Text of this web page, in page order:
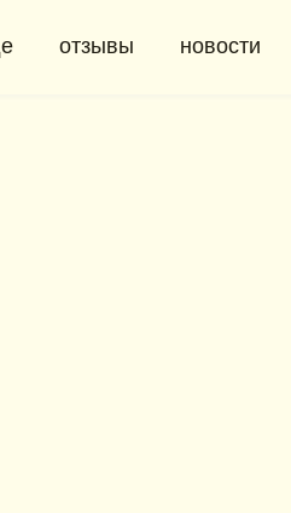
новости
отзывы